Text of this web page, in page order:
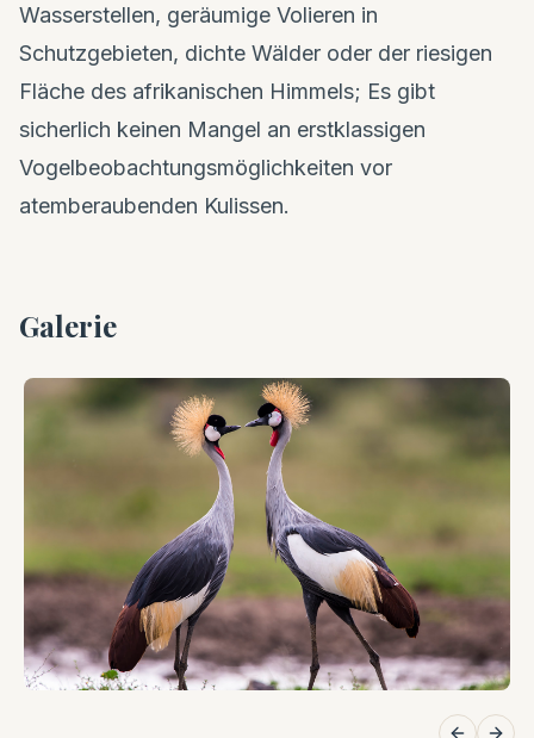
Wasserstellen, geräumige Volieren in
Schutzgebieten, dichte Wälder oder der riesigen
Fläche des afrikanischen Himmels; Es gibt
sicherlich keinen Mangel an erstklassigen
Vogelbeobachtungsmöglichkeiten vor
atemberaubenden Kulissen.
Galerie